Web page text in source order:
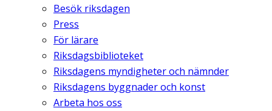
Besök riksdagen
Press
För lärare
Riksdagsbiblioteket
Riksdagens myndigheter och nämnder
Riksdagens byggnader och konst
Arbeta hos oss